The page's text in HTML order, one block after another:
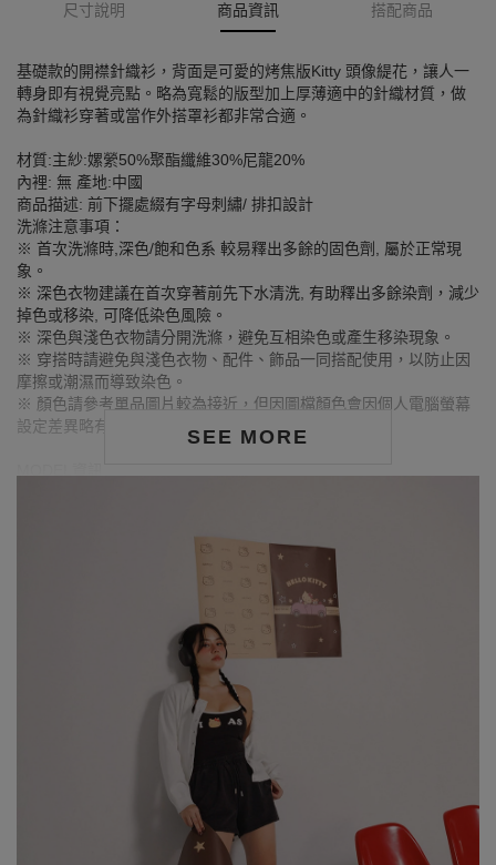
尺寸說明 商品資訊 搭配商品
SEE MORE
基礎款的開襟針織衫，背面是可愛的烤焦版Kitty 頭像緹花，讓人一
轉身即有視覺亮點。略為寬鬆的版型加上厚薄適中的針織材質，做
為針織衫穿著或當作外搭罩衫都非常合適。
材質:主紗:嫘縈50%聚酯纖維30%尼龍20%
內裡: 無 產地:中國
商品描述: 前下擺處綴有字母刺繡/ 排扣設計
洗滌注意事項：
※ 首次洗滌時,深色/飽和色系 較易釋出多餘的固色劑, 屬於正常現
象。
※ 深色衣物建議在首次穿著前先下水清洗, 有助釋出多餘染劑，減少
掉色或移染, 可降低染色風險。
※ 深色與淺色衣物請分開洗滌，避免互相染色或產生移染現象。
※ 穿搭時請避免與淺色衣物、配件、飾品一同搭配使用，以防止因
摩擦或潮濕而導致染色。
※ 顏色請參考單品圖片較為接近，但因圖檔顏色會因個人電腦螢幕
設定差異略有不同，請以實際商品顏色為準。
腰圍Waist：84cm／臀圍hips：114cm